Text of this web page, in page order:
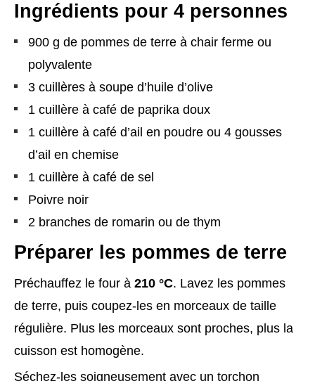
Ingrédients pour 4 personnes
900 g de pommes de terre à chair ferme ou
polyvalente
3 cuillères à soupe d’huile d’olive
1 cuillère à café de paprika doux
1 cuillère à café d’ail en poudre ou 4 gousses
d’ail en chemise
1 cuillère à café de sel
Poivre noir
2 branches de romarin ou de thym
Préparer les pommes de terre
Préchauffez le four à 210 °C. Lavez les pommes
de terre, puis coupez-les en morceaux de taille
régulière. Plus les morceaux sont proches, plus la
cuisson est homogène.
Séchez-les soigneusement avec un torchon